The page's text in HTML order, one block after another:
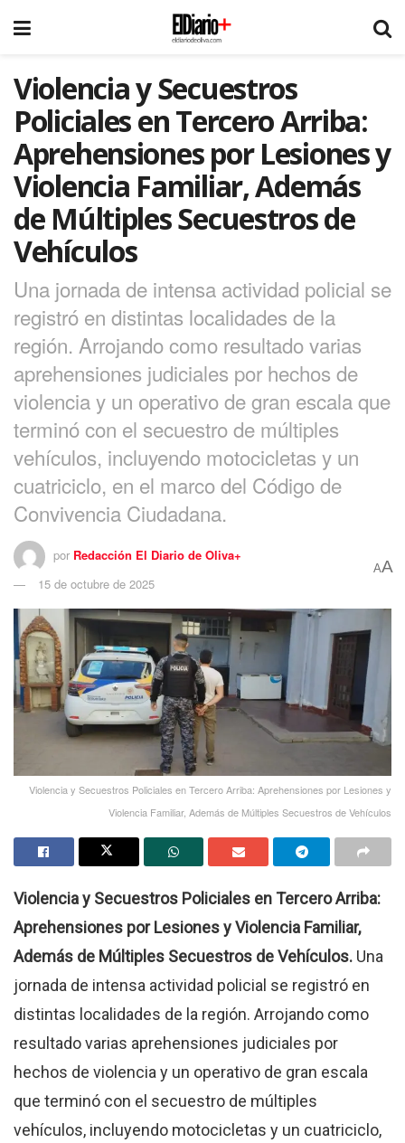
Violencia y Secuestros
Policiales en Tercero Arriba:
Aprehensiones por Lesiones y
Violencia Familiar, Además
de Múltiples Secuestros de
Vehículos
Una jornada de intensa actividad policial se
registró en distintas localidades de la
región. Arrojando como resultado varias
aprehensiones judiciales por hechos de
violencia y un operativo de gran escala que
terminó con el secuestro de múltiples
vehículos, incluyendo motocicletas y un
cuatriciclo, en el marco del Código de
Convivencia Ciudadana.
por Redacción El Diario de Oliva+
15 de octubre de 2025
AA
Violencia y Secuestros Policiales en Tercero Arriba: Aprehensiones por Lesiones y
Violencia Familiar, Además de Múltiples Secuestros de Vehículos
Violencia y Secuestros Policiales en Tercero Arriba:
Aprehensiones por Lesiones y Violencia Familiar,
Además de Múltiples Secuestros de Vehículos. Una
jornada de intensa actividad policial se registró en
distintas localidades de la región. Arrojando como
resultado varias aprehensiones judiciales por
hechos de violencia y un operativo de gran escala
que terminó con el secuestro de múltiples
vehículos, incluyendo motocicletas y un cuatriciclo,